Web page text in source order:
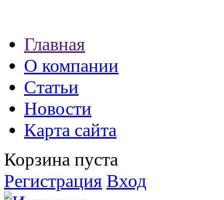
экспресс займы
Главная
О компании
Статьи
Новости
Карта сайта
Корзина пуста
Регистрация Вход